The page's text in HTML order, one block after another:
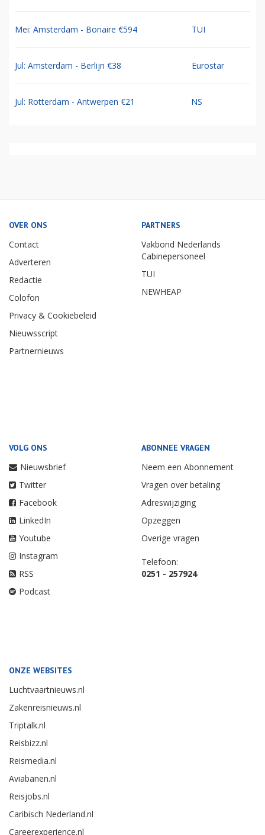
Mei: Amsterdam - Bonaire €594 TUI
Jul: Amsterdam - Berlijn €38 Eurostar
Jul: Rotterdam - Antwerpen €21 NS
OVER ONS
Contact
Adverteren
Redactie
Colofon
Privacy & Cookiebeleid
Nieuwsscript
Partnernieuws
PARTNERS
Vakbond Nederlands
Cabinepersoneel
TUI
NEWHEAP
VOLG ONS
Nieuwsbrief
Twitter
Facebook
LinkedIn
Youtube
Instagram
RSS
Podcast
ABONNEE VRAGEN
Neem een Abonnement
Vragen over betaling
Adreswijziging
Opzeggen
Overige vragen
Telefoon:
0251 - 257924
ONZE WEBSITES
Luchtvaartnieuws.nl
Zakenreisnieuws.nl
Triptalk.nl
Reisbizz.nl
Reismedia.nl
Aviabanen.nl
Reisjobs.nl
Caribisch Nederland.nl
Careerexperience.nl